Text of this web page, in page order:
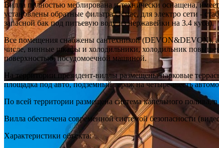
Вилла полностью меблирована и технически оснащена,
установлены обратные фильтра Осмас, для электро сети -
запасной бак под питьевую воду из нержавейки на 3.4 куба).
Все помещения снабжены сантехникой
числе, винные шкафы и холодильники, холодильник
поверхностью, посудомоечной машиной.
На территории президент-виллы размещены парковые
площадка под авто, подземный гараж на четыре-шесть
По всей территории размещена система капельного полива,
Вилла обеспечена современной системой безопасности
Характеристики объекта: